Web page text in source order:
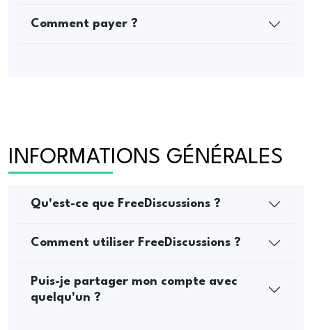
Comment payer ?
INFORMATIONS GÉNÉRALES
Qu'est-ce que FreeDiscussions ?
Comment utiliser FreeDiscussions ?
Puis-je partager mon compte avec
quelqu'un ?